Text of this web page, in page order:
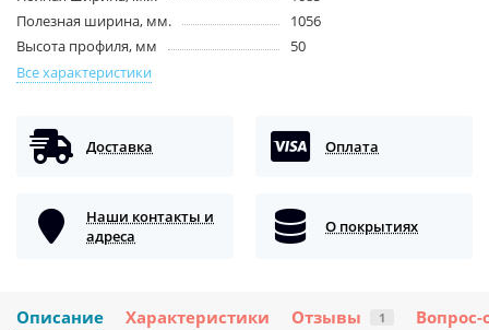
Полезная ширина, мм.
1056
Высота профиля, мм
50
Все характеристики
Доставка Оплата
Наши контакты и
адреса
О покрытиях
Описание Характеристики Отзывы 1 Вопрос-